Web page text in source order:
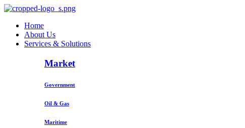
Home
About Us
Services & Solutions
Market
Government
Oil & Gas
Maritime